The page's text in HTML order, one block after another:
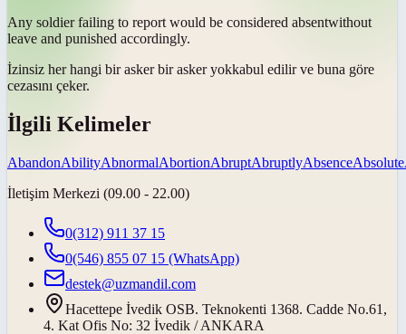
Any soldier failing to report would be considered absentwithout
leave and punished accordingly.
İzinsiz her hangi bir asker bir asker yokkabul edilir ve buna göre
cezasını çeker.
İlgili Kelimeler
AbandonAbilityAbnormalAbortionAbruptAbruptlyAbsenceAbsolute
İletişim Merkezi (09.00 - 22.00)
0(312) 911 37 15
0(546) 855 07 15 (WhatsApp)
destek@uzmandil.com
Hacettepe İvedik OSB. Teknokenti 1368. Cadde No.61,
4. Kat Ofis No: 32 İvedik / ANKARA